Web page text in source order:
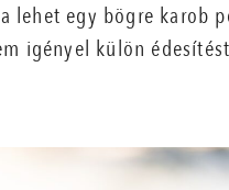
lehet egy bögre karob
igényel külön